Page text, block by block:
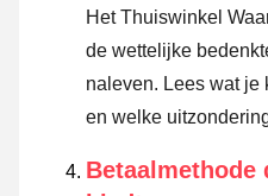
Het Thuiswinkel
de wettelijke
naleven. Lees wat je
en welke
Betaalmethode